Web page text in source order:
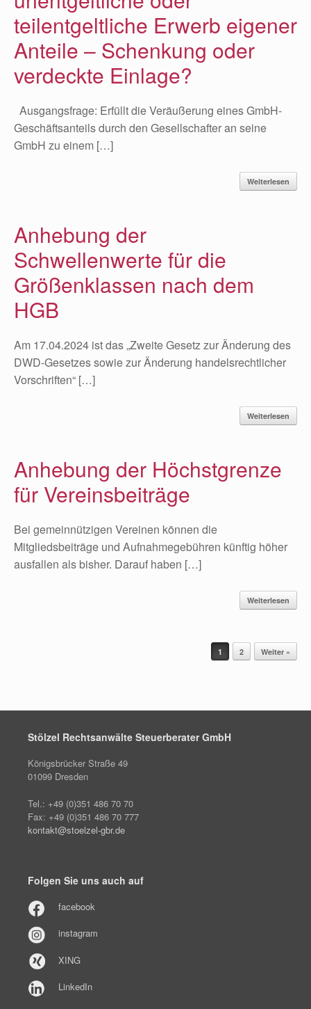
teilentgeltliche Erwerb eigener
Anteile – Schenkung oder
verdeckte Einlage?
Ausgangsfrage: Erfüllt die Veräußerung eines GmbH-
Geschäftsanteils durch den Gesellschafter an seine
GmbH zu einem […]
Weiterlesen
Anhebung der
Schwellenwerte für die
Größenklassen nach dem
HGB
Am 17.04.2024 ist das „Zweite Gesetz zur Änderung des
DWD-Gesetzes sowie zur Änderung handelsrechtlicher
Vorschriften“ […]
Weiterlesen
Anhebung der Höchstgrenze
für Vereinsbeiträge
Bei gemeinnützigen Vereinen können die
Mitgliedsbeiträge und Aufnahmegebühren künftig höher
ausfallen als bisher. Darauf haben […]
Weiterlesen
1 2 Weiter »
Stölzel Rechtsanwälte Steuerberater GmbH
Königsbrücker Straße 49
01099 Dresden
Tel.: +49 (0)351 486 70 70
Fax: +49 (0)351 486 70 777
kontakt@stoelzel-gbr.de
Folgen Sie uns auch auf
facebook
instagram
XING
LinkedIn